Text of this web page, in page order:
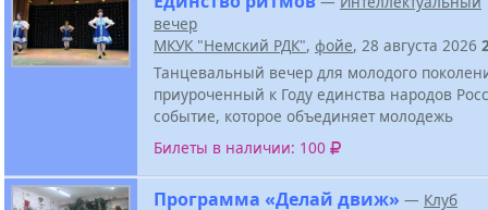
вечер
МКУК "Немский РДК", фойе, 28 августа 2026
Танцевальный вечер для молодого
приуроченный к Году единства народов
событие, которое объединяет молодежь
Билеты в наличии: 100
Программа «Делай движ» — Клуб